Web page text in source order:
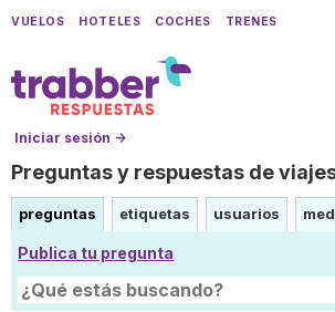
VUELOS HOTELES COCHES TRENES
Iniciar sesión →
Preguntas y respuestas de
preguntas etiquetas usuarios
Publica tu pregunta